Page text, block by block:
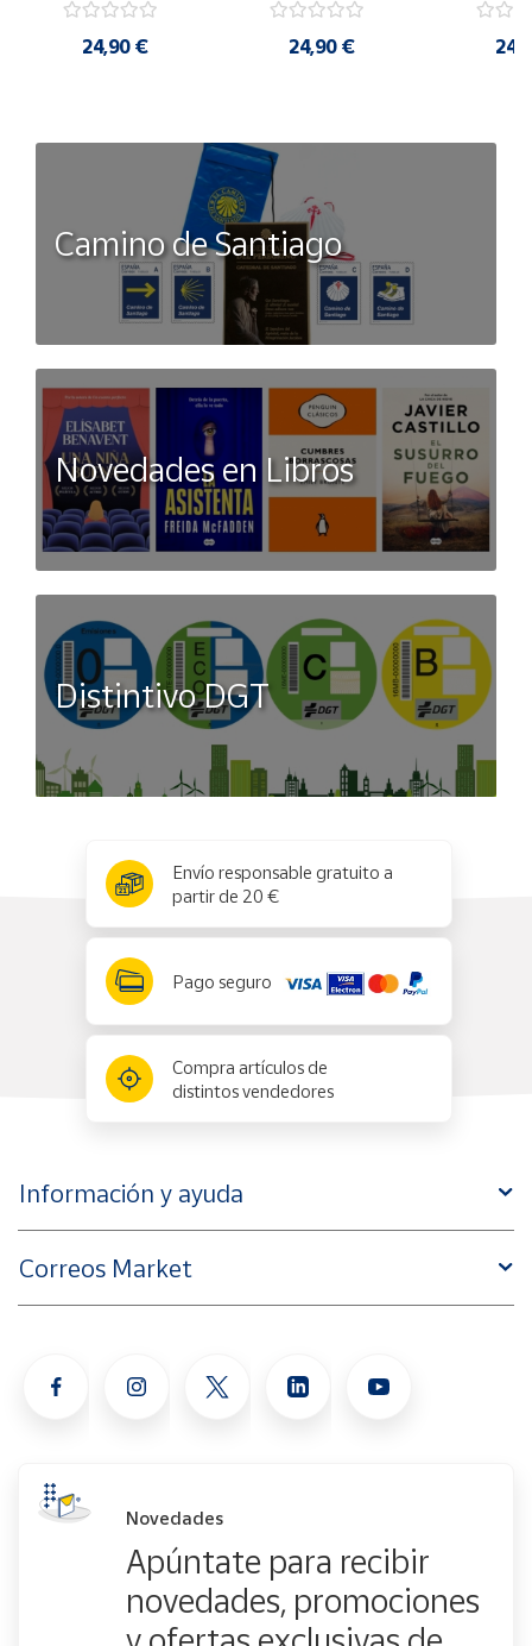
24,90 € 24,90 €
Camino de Santiago
Novedades en Libros
Distintivo DGT
Envío responsable gratuito a
partir de 20 €
Pago seguro
Compra artículos de
distintos vendedores
Información y ayuda
Correos Market
Novedades
Apúntate para recibir
novedades, promociones